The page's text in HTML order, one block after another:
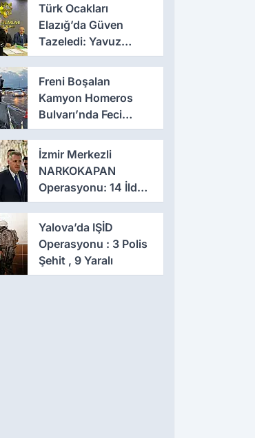
Türk Ocakları
Elazığ’da Güven
Tazeledi: Yavuz
Haykır Yeniden
Başkan
Freni Boşalan
Kamyon Homeros
Bulvarı’nda Feci
Kazaya Neden Oldu
İzmir Merkezli
NARKOKAPAN
Operasyonu: 14 İlde
Eş Zamanlı Baskın,
641 Gözaltı
Yalova’da IŞİD
Operasyonu : 3 Polis
Şehit , 9 Yaralı